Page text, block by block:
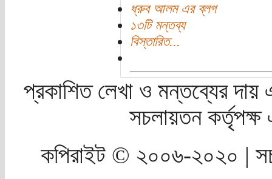
ধ্রুব আলম এর ব্লগ
১৩টি মন্তব্য
বিস্তারিত...
প্রকাশিত লেখা ও মন্তব্যের দায়
সচলায়তন
কপিরাইট © ২০০৬-২০২০ |